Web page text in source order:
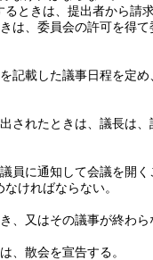
るときは、提出者から請
は、委員会の許可を得
記載した議事日程を定
されたときは、議長は
員に通知して会議を開
ければならない。
、又はその議事が終わ
、散会を宣告する。